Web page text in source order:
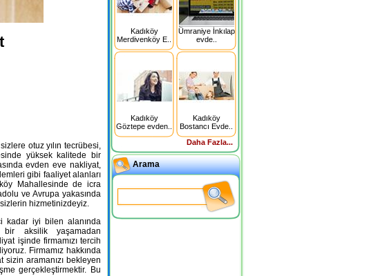
otuz yılın tecrübesi,
yüksek kalitede bir
evden eve nakliyat,
gibi faaliyet alanları
Mahallesinde de icra
ve Avrupa yakasında
hizmetinizdeyiz.
kadar iyi bilen alanında
bir aksilik yaşamadan
işinde firmamızı tercih
Firmamız hakkında
aramanızı bekleyen
gerçekleştirmektir. Bu
Kadıköy
Merdivenköy E..
Ümraniye İnkılap
evde..
Kadıköy
Göztepe evden..
Kadıköy
Bostancı Evde..
Daha Fazla...
Arama